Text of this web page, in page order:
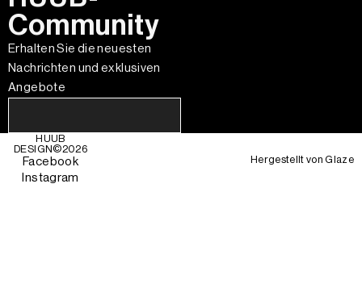
Community
Erhalten Sie die neuesten
Nachrichten und exklusiven
Angebote
HUUB
DESIGN©2026
Facebook
Instagram
Hergestellt vonGlaze